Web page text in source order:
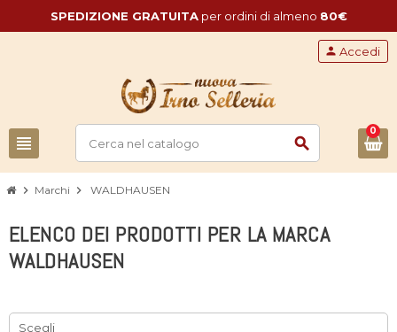
SPEDIZIONE GRATUITAper ordini di almeno 80€
view_headline search
person Accedi
0
chevron_right Marchi chevron_right WALDHAUSEN
ELENCO DEI PRODOTTI PER LA MARCA
WALDHAUSEN
Scegli